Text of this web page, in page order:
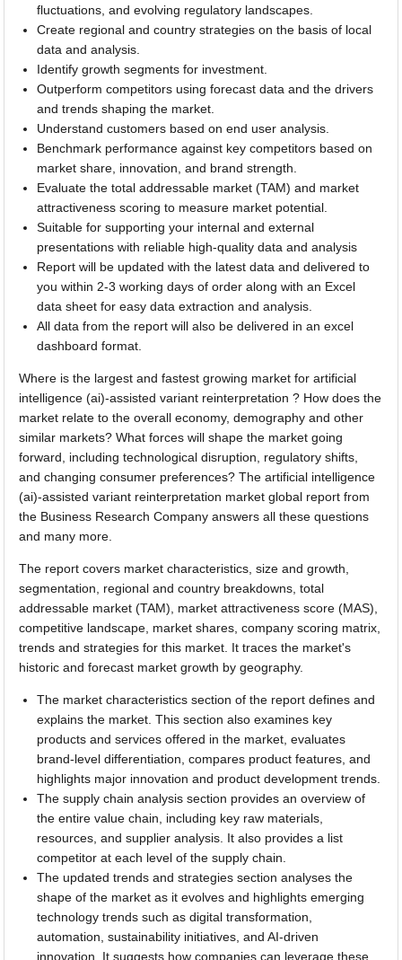
fluctuations, and evolving regulatory landscapes.
Create regional and country strategies on the basis of local
data and analysis.
Identify growth segments for investment.
Outperform competitors using forecast data and the drivers
and trends shaping the market.
Understand customers based on end user analysis.
Benchmark performance against key competitors based on
market share, innovation, and brand strength.
Evaluate the total addressable market (TAM) and market
attractiveness scoring to measure market potential.
Suitable for supporting your internal and external
presentations with reliable high-quality data and analysis
Report will be updated with the latest data and delivered to
you within 2-3 working days of order along with an Excel
data sheet for easy data extraction and analysis.
All data from the report will also be delivered in an excel
dashboard format.
Where is the largest and fastest growing market for artificial
intelligence (ai)-assisted variant reinterpretation ? How does the
market relate to the overall economy, demography and other
similar markets? What forces will shape the market going
forward, including technological disruption, regulatory shifts,
and changing consumer preferences? The artificial intelligence
(ai)-assisted variant reinterpretation market global report from
the Business Research Company answers all these questions
and many more.
The report covers market characteristics, size and growth,
segmentation, regional and country breakdowns, total
addressable market (TAM), market attractiveness score (MAS),
competitive landscape, market shares, company scoring matrix,
trends and strategies for this market. It traces the market's
historic and forecast market growth by geography.
The market characteristics section of the report defines and
explains the market. This section also examines key
products and services offered in the market, evaluates
brand-level differentiation, compares product features, and
highlights major innovation and product development trends.
The supply chain analysis section provides an overview of
the entire value chain, including key raw materials,
resources, and supplier analysis. It also provides a list
competitor at each level of the supply chain.
The updated trends and strategies section analyses the
shape of the market as it evolves and highlights emerging
technology trends such as digital transformation,
automation, sustainability initiatives, and AI-driven
innovation. It suggests how companies can leverage these